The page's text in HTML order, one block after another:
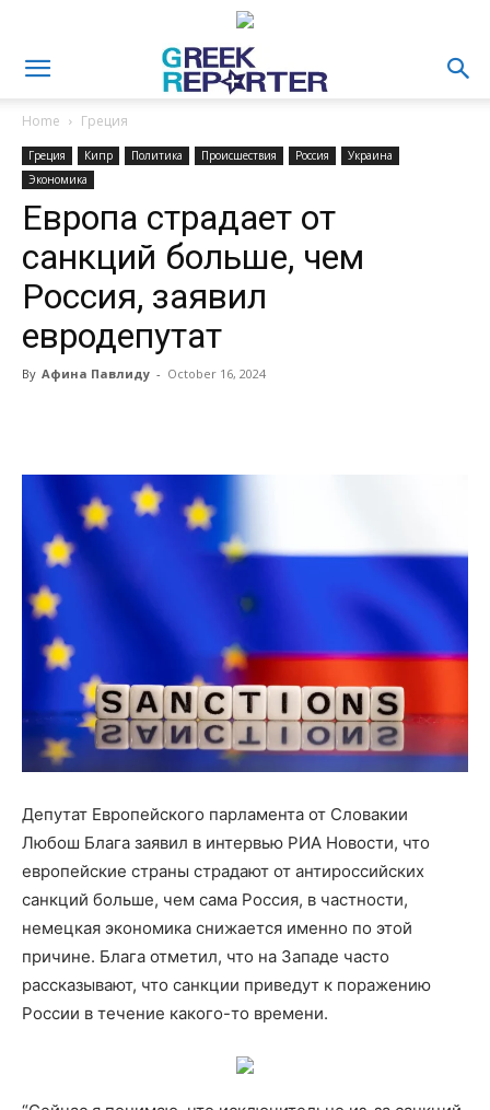
Home Греция
Греция Кипр Политика Происшествия Россия
Украина
Экономика
Европа страдает от
санкций больше, чем
Россия, заявил
евродепутат
By Афина Павлиду - October 16, 2024
Депутат Европейского парламента от Словакии
Любош Блага заявил в интервью РИА Новости, что
европейские страны страдают от антироссийских
санкций больше, чем сама Россия, в частности,
немецкая экономика снижается именно по этой
причине. Блага отметил, что на Западе часто
рассказывают, что санкции приведут к поражению
России в течение какого-то времени.